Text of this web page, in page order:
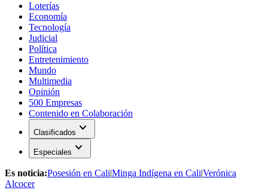
Loterías
Economía
Tecnología
Judicial
Política
Entretenimiento
Mundo
Multimedia
Opinión
500 Empresas
Contenido en Colaboración
Clasificados expand_more
Especiales expand_more
Es noticia:Posesión en Cali|Minga Indígena en Cali|Verónica
Alcocer